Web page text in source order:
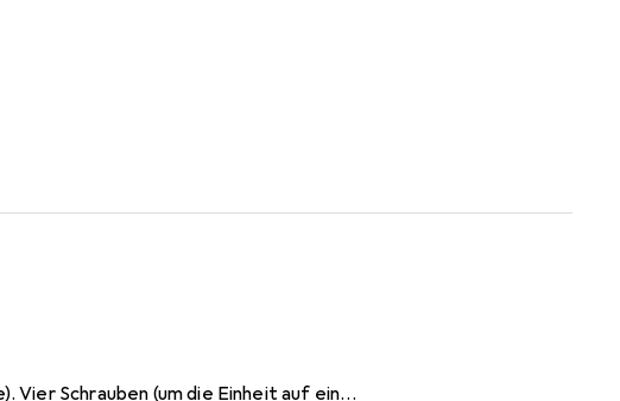
Schrauben (um die Einheit auf eine